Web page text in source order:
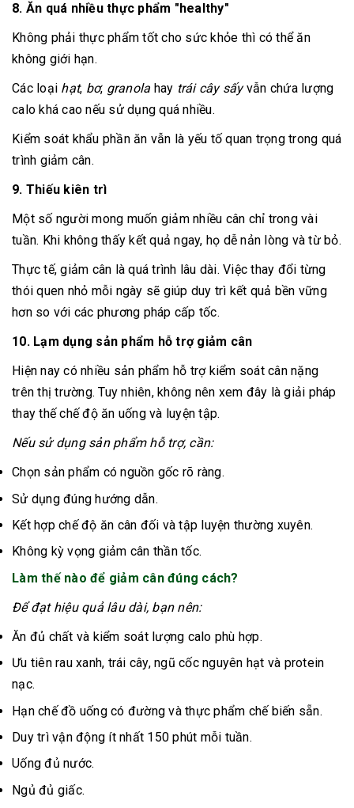
8. Ăn quá nhiều thực phẩm "healthy"
Không phải thực phẩm tốt cho sức khỏe thì có thể ăn
không giới hạn.
Các loại hạt, bơ, granola hay trái cây sấyvẫn chứa lượng
calo khá cao nếu sử dụng quá nhiều.
Kiểm soát khẩu phần ăn vẫn là yếu tố quan trọng trong quá
trình giảm cân.
9. Thiếu kiên trì
Một số người mong muốn giảm nhiều cân chỉ trong vài
tuần. Khi không thấy kết quả ngay, họ dễ nản lòng và từ bỏ.
Thực tế, giảm cân là quá trình lâu dài. Việc thay đổi từng
thói quen nhỏ mỗi ngày sẽ giúp duy trì kết quả bền vững
hơn so với các phương pháp cấp tốc.
10. Lạm dụng sản phẩm hỗ trợ giảm cân
Hiện nay có nhiều sản phẩm hỗ trợ kiểm soát cân nặng
trên thị trường. Tuy nhiên, không nên xem đây là giải pháp
thay thế chế độ ăn uống và luyện tập.
Nếu sử dụng sản phẩm hỗ trợ, cần:
Chọn sản phẩm có nguồn gốc rõ ràng.
Sử dụng đúng hướng dẫn.
Kết hợp chế độ ăn cân đối và tập luyện thường xuyên.
Không kỳ vọng giảm cân thần tốc.
Làm thế nào để giảm cân đúng cách?
Để đạt hiệu quả lâu dài, bạn nên:
Ăn đủ chất và kiểm soát lượng calo phù hợp.
Ưu tiên rau xanh, trái cây, ngũ cốc nguyên hạt và protein
nạc.
Hạn chế đồ uống có đường và thực phẩm chế biến sẵn.
Duy trì vận động ít nhất 150 phút mỗi tuần.
Uống đủ nước.
Ngủ đủ giấc.